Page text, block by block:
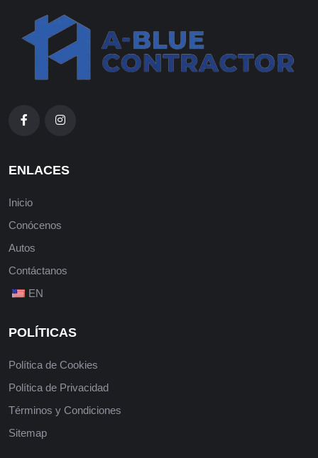
ENLACES
Inicio
Conócenos
Autos
Contáctanos
EN
POLÍTICAS
Política de Cookies
Política de Privacidad
Términos y Condiciones
Sitemap